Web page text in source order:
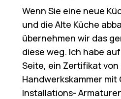
Wenn Sie eine neue
und die Alte Küche
übernehmen wir das
diese weg. Ich habe
Seite, ein Zertifikat von
Handwerkskammer
Installations-